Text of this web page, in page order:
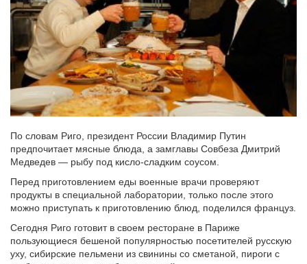
По словам Риго, президент России Владимир Путин
предпочитает мясные блюда, а замглавы Совбеза Дмитрий
Медведев — рыбу под кисло-сладким соусом.
Перед приготовлением еды военные врачи проверяют
продукты в специальной лаборатории, только после этого
можно приступать к приготовлению блюд, поделился француз.
Сегодня Риго готовит в своем ресторане в Париже
пользующиеся бешеной популярностью посетителей русскую
уху, сибирские пельмени из свинины со сметаной, пироги с